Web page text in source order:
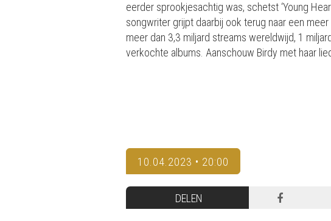
eerder sprookjesachtig was, schetst ‘Young
songwriter grijpt daarbij ook terug naar een
meer dan 3,3 miljard streams wereldwijd, 1
verkochte albums. Aanschouw Birdy met haar
10.04.2023 • 20:00
DELEN